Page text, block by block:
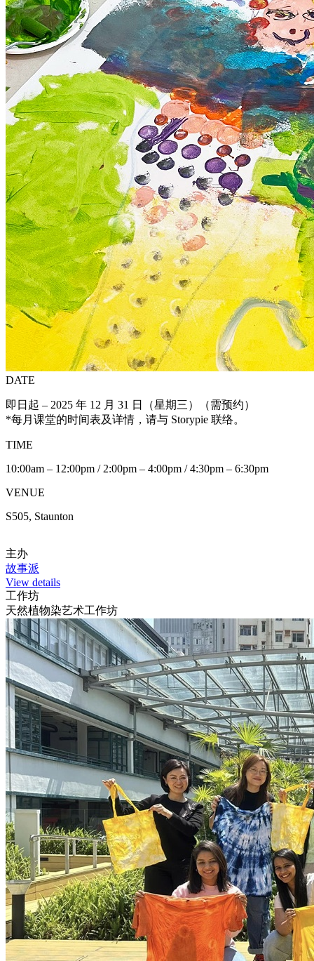
DATE
即日起 – 2025 年 12 月 31 日（星期三）（需预约）
*每月课堂的时间表及详情，请与 Storypie 联络。
TIME
10:00am – 12:00pm / 2:00pm – 4:00pm / 4:30pm – 6:30pm
VENUE
S505, Staunton
主办
故事派
View details
工作坊
天然植物染艺术工作坊